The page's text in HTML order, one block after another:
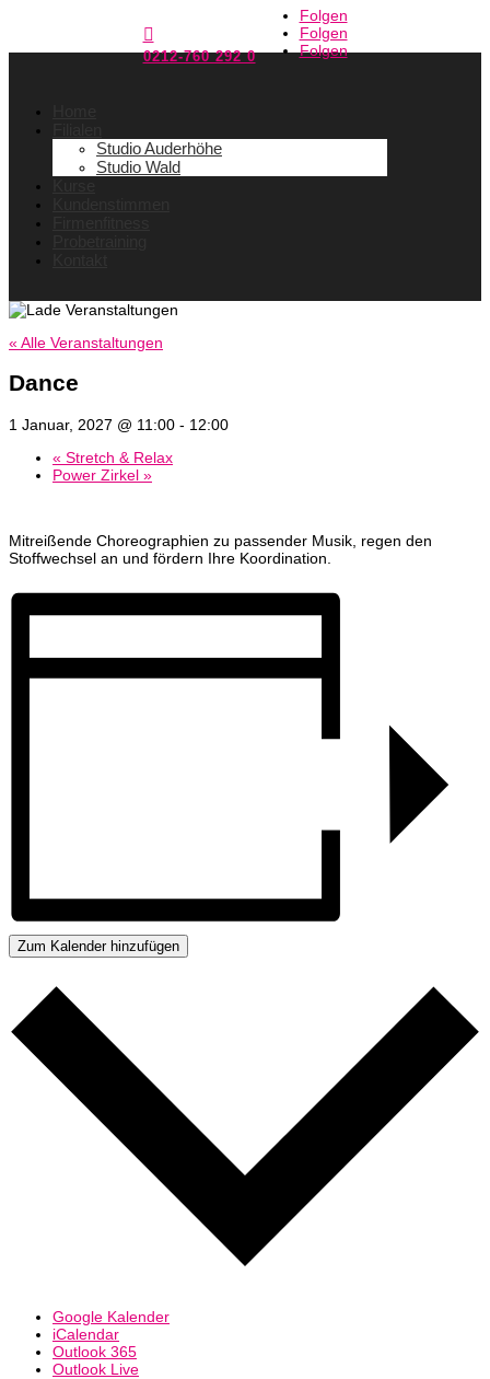

0212-760 292 0
Folgen
Folgen
Folgen
Studio Auderhöhe
Studio Wald
« Alle Veranstaltungen
Dance
1 Januar, 2027 @ 11:00 - 12:00
« Stretch & Relax
Power Zirkel »
Mitreißende Choreographien zu passender Musik, regen den
Stoffwechsel an und fördern Ihre Koordination.
Zum Kalender hinzufügen
Google Kalender
iCalendar
Outlook 365
Outlook Live